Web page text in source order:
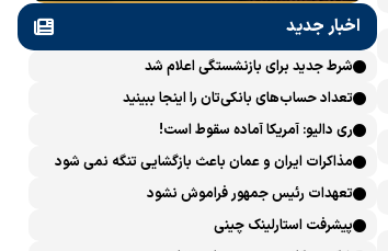
اخبار جدید
شرط جدید برای بازنشستگی اعلام شد
تعداد حساب‌های بانکی‌تان را اینجا ببینید
ری دالیو: آمریکا آماده سقوط است!
مذاکرات ایران و عمان باعث بازگشایی تنگه نمی شود
تعهدات رئیس جمهور فراموش نشود
پیشرفت ‏استارلینک چینی